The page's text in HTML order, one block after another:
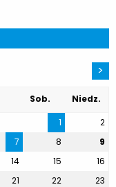
>
Sob.
Niedz.
1
2
7 8
9
14 15
16
21 22
23